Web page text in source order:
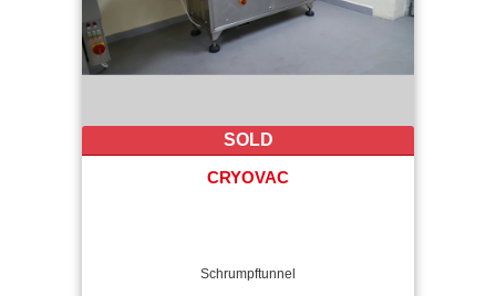
SOLD
CRYOVAC
Schrumpftunnel